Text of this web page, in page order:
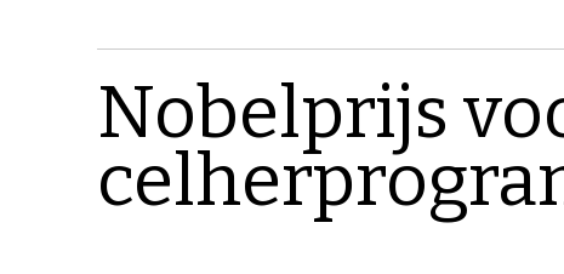
Nobelprijs